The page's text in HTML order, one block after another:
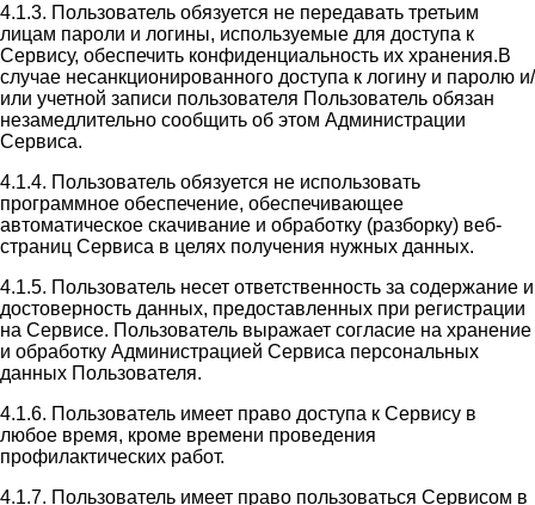
4.1.3. Пользователь обязуется не передавать третьим
лицам пароли и логины, используемые для доступа к
Сервису, обеспечить конфиденциальность их хранения.В
случае несанкционированного доступа к логину и паролю и/
или учетной записи пользователя Пользователь обязан
незамедлительно сообщить об этом Администрации
Сервиса.
4.1.4. Пользователь обязуется не использовать
программное обеспечение, обеспечивающее
автоматическое скачивание и обработку (разборку) веб-
страниц Сервиса в целях получения нужных данных.
4.1.5. Пользователь несет ответственность за содержание и
достоверность данных, предоставленных при регистрации
на Сервисе. Пользователь выражает согласие на хранение
и обработку Администрацией Сервиса персональных
данных Пользователя.
4.1.6. Пользователь имеет право доступа к Сервису в
любое время, кроме времени проведения
профилактических работ.
4.1.7. Пользователь имеет право пользоваться Сервисом в